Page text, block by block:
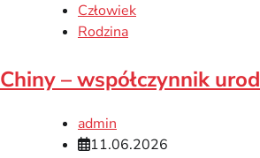
Człowiek
Rodzina
Chiny – współczynnik
admin
11.06.2026